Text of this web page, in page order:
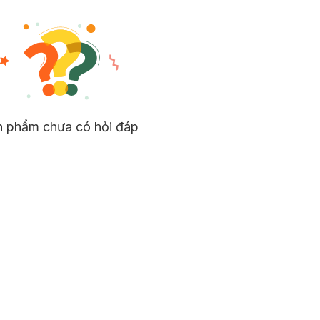
phẩm chưa có hỏi đáp